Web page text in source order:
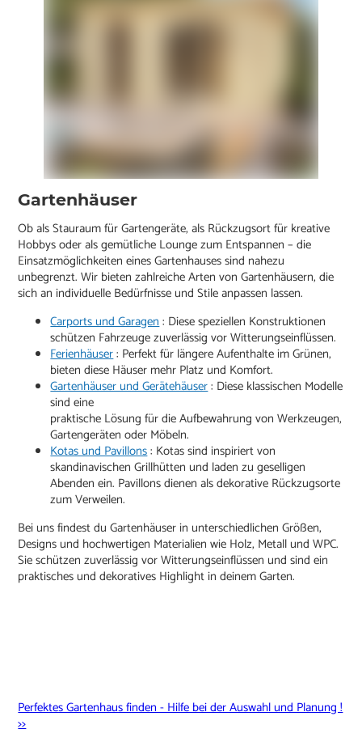
Gartenhäuser
Ob als Stauraum für Gartengeräte, als Rückzugsort für kreative
Hobbys oder als gemütliche Lounge zum Entspannen – die
Einsatzmöglichkeiten eines Gartenhauses sind nahezu
unbegrenzt. Wir bieten zahlreiche Arten von Gartenhäusern, die
sich an individuelle Bedürfnisse und Stile anpassen lassen.
Carports und Garagen: Diese speziellen Konstruktionen
schützen Fahrzeuge zuverlässig vor Witterungseinflüssen.
Ferienhäuser: Perfekt für längere Aufenthalte im Grünen,
bieten diese Häuser mehr Platz und Komfort.
Gartenhäuser und Gerätehäuser: Diese klassischen Modelle
sind eine
praktische Lösung für die Aufbewahrung von Werkzeugen,
Gartengeräten oder Möbeln.
Kotas und Pavillons: Kotas sind inspiriert von
skandinavischen Grillhütten und laden zu geselligen
Abenden ein. Pavillons dienen als dekorative Rückzugsorte
zum Verweilen.
Bei uns findest du Gartenhäuser in unterschiedlichen Größen,
Designs und hochwertigen Materialien wie Holz, Metall und WPC.
Sie schützen zuverlässig vor Witterungseinflüssen und sind ein
praktisches und dekoratives Highlight in deinem Garten.
Perfektes Gartenhaus finden - Hilfe bei der Auswahl und Planung !
>>